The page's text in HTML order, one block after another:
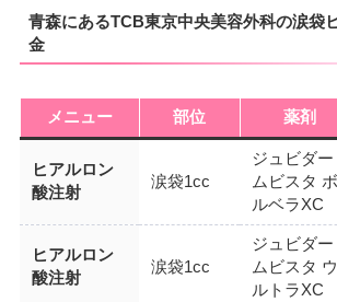
青森にあるTCB東京中央美容外科の涙袋
金
メニュー 部位 薬剤
ヒアルロン
酸注射
涙袋1cc
ジュビダー
ムビスタ ボ
ルベラXC
ヒアルロン
酸注射
涙袋1cc
ジュビダー
ムビスタ ウ
ルトラXC